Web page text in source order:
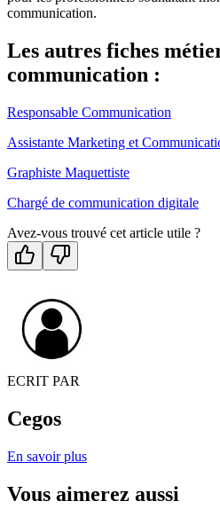
communication.
Les autres fiches
communication :
Responsable Communication
Assistante Marketing et
Graphiste Maquettiste
Chargé de communication digitale
Avez-vous trouvé cet article utile ?
ECRIT PAR
Cegos
En savoir plus
Vous aimerez aussi